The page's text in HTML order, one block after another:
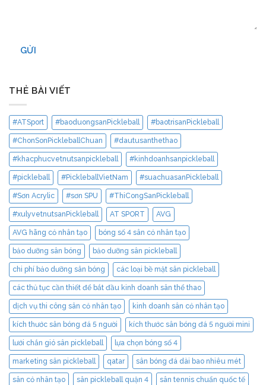
GỬI
THẺ BÀI VIẾT
#ATSport #baoduongsanPickleball #baotrisanPickleball
#ChonSonPickleballChuan #dautusanthethao
#khacphucvetnutsanpickleball #kinhdoanhsanpickleball
#pickleball #PickleballVietNam #suachuasanPickleball
#Sơn Acrylic #sơn SPU #ThiCongSanPickleball
#xulyvetnutsanPickleball AT SPORT AVG
AVG hãng cỏ nhân tạo bóng số 4 sân cỏ nhân tạo
bảo dưỡng sân bóng bảo dưỡng sân pickleball
chi phí bảo dưỡng sân bóng các loại bề mặt sân pickleball
các thủ tục cần thiết để bắt đầu kinh doanh sân thể thao
dịch vụ thi công sân cỏ nhân tạo kinh doanh sân cỏ nhân tạo
kích thước sân bóng đá 5 người kích thước sân bóng đá 5 người mini
lưới chắn gió sân pickleball lựa chọn bóng số 4
marketing sân pickleball qatar sân bóng đá dài bao nhiêu mét
sân cỏ nhân tạo sân pickleball quận 4 sân tennis chuẩn quốc tế